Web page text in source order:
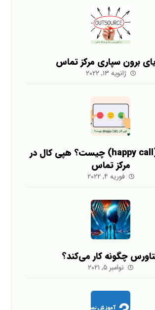
برون سپاری مرکز تماس
ژانویه ۱۳, ۲۰۲۲
هپی کال (happy call) چیست؟ هپی کال در
مرکز تماس
فوریه ۴, ۲۰۲۲
چگونه کار می‌کند؟
نوامبر ۵, ۲۰۲۱